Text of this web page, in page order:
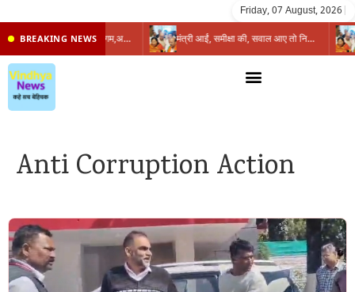
Friday, 07 August, 2026
BREAKING NEWS प्रभारी मंत्री के निशाने पर नगर निगम,अफसरों को 10 दिन का अल्टीमेटम,नहीं होगी कार्रवाई, महापौर-आयुक्त के बीच सौहार्दहीनता पर मंत्री ने उठाए सवाल मंत्री आईं, समीक्षा की, सवाल आए तो निकल गईं – खाली जयंत चौंकीं पर नहीं दिया जवाब
Anti Corruption Action